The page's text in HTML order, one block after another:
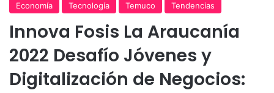
Economía
Tecnología Temuco Tendencias
Innova Fosis La Araucanía
2022 Desafío Jóvenes y
Digitalización de Negocios: